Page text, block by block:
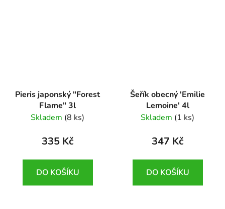
Pieris japonský "Forest
Flame" 3l
Pieris japonica 'Forest
Skladem (8 ks)
335 Kč
DO KOŠÍKU
Šeřík obecný 'Emilie
Lemoine' 4l
Syringa vulgaris 'Emilie
Skladem (1 ks)
347 Kč
DO KOŠÍKU